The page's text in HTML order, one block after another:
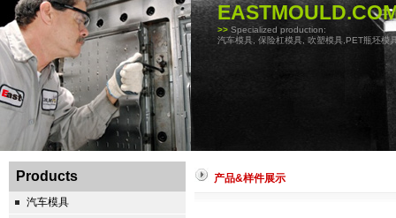
>> Specialized production:
汽车模具, 保险杠模具, 吹塑模具,PET瓶坯模
Products
汽车模具
产品&样件展示